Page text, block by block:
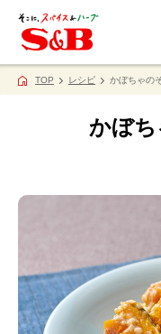
TOP レシピ かぼちゃの
かぼ